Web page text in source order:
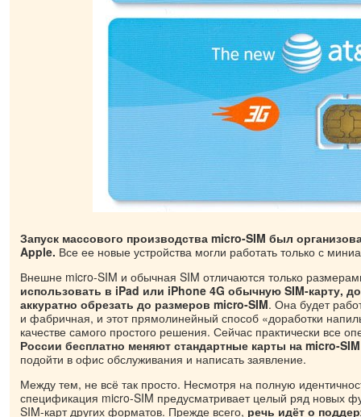
Запуск массового производства micro-SIM был
Apple. Все ее новые устройства могли работать только с
Внешне micro-SIM и обычная SIM отличаются только
использовать в iPad или iPhone 4G обычную SIM-карту,
аккуратно обрезать до размеров micro-SIM. Она будет
и фабричная, и этот прямолинейный способ «доработки
качестве самого простого решения. Сейчас практически все
России бесплатно меняют стандартные карты на micro-SIM
подойти в офис обслуживания и написать заявление.
Между тем, не всё так просто. Несмотря на полную
спецификация micro-SIM предусматривает целый ряд новых
SIM-карт других форматов. Прежде всего, речь идёт о